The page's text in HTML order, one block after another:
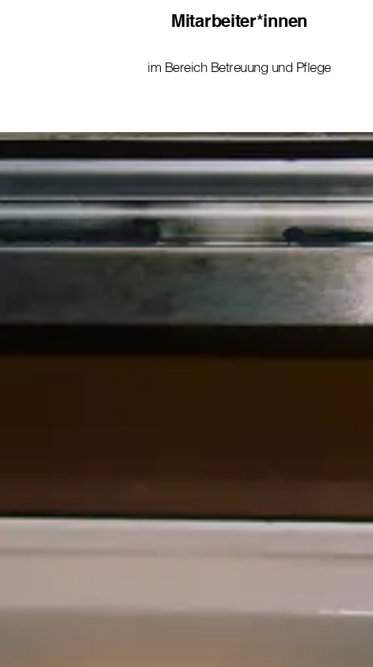
Mitarbeiter*innen
im Bereich Betreuung und Pflege